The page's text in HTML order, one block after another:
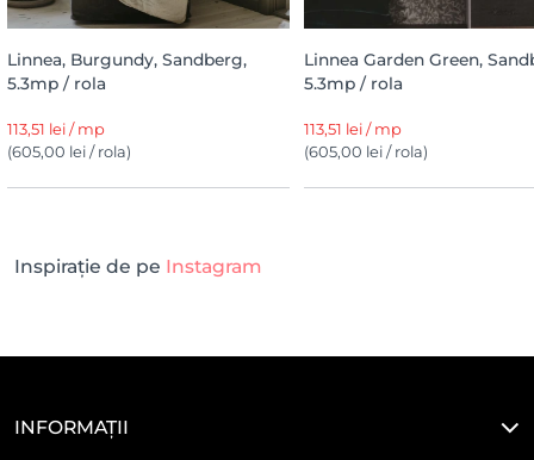
Linnea, Burgundy, Sandberg,
5.3mp / rola
113,51 lei / mp
(605,00 lei / rola)
Linnea Garden Green,
5.3mp / rola
113,51 lei / mp
(605,00 lei / rola)
Inspirație de pe Instagram
INFORMAȚII